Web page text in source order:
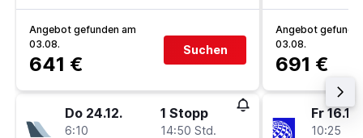
Angebot gefunden am
03.08.
641 €
Suchen
Do 24.12.
6:10
1 Stopp
14:50 Std.
Angebot
03.08.
691 €
Fr 16.10.
10:25